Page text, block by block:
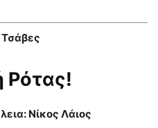
Ρότας!
Νίκος Λάιος